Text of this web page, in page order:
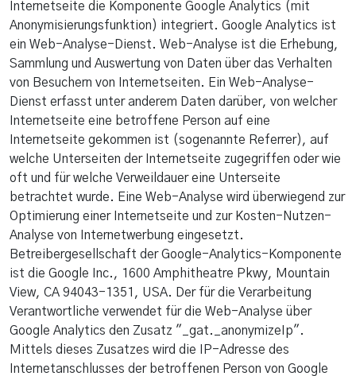
Internetseite die Komponente Google Analytics (mit
Anonymisierungsfunktion) integriert. Google Analytics ist
ein Web-Analyse-Dienst. Web-Analyse ist die Erhebung,
Sammlung und Auswertung von Daten über das Verhalten
von Besuchern von Internetseiten. Ein Web-Analyse-
Dienst erfasst unter anderem Daten darüber, von welcher
Internetseite eine betroffene Person auf eine
Internetseite gekommen ist (sogenannte Referrer), auf
welche Unterseiten der Internetseite zugegriffen oder wie
oft und für welche Verweildauer eine Unterseite
betrachtet wurde. Eine Web-Analyse wird überwiegend zur
Optimierung einer Internetseite und zur Kosten-Nutzen-
Analyse von Internetwerbung eingesetzt.
Betreibergesellschaft der Google-Analytics-Komponente
ist die Google Inc., 1600 Amphitheatre Pkwy, Mountain
View, CA 94043-1351, USA. Der für die Verarbeitung
Verantwortliche verwendet für die Web-Analyse über
Google Analytics den Zusatz "_gat._anonymizeIp".
Mittels dieses Zusatzes wird die IP-Adresse des
Internetanschlusses der betroffenen Person von Google